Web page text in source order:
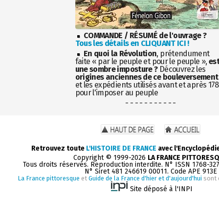
COMMANDE / RÉSUMÉ de l'ouvrage ?
Tous les détails en CLIQUANT ICI !
En quoi la Révolution, prétendument
faite « par le peuple et pour le peuple »,
une sombre imposture ?Découvrez les
origines anciennes de ce bouleversement
et les expédients utilisés avant et après
pour l'imposer au peuple
- - - - - - - - - - -
Retrouvez toute L'HISTOIRE DE FRANCE avec
Copyright © 1999-2026 LA FRANCE
Tous droits réservés. Reproduction interdite. N° ISSN 1768-
N° Siret 481 246619 00011. Code APE 913E
La France pittoresque et Guide de la France d'hier et d'aujourd'hui sont
Site déposé à l'INPI